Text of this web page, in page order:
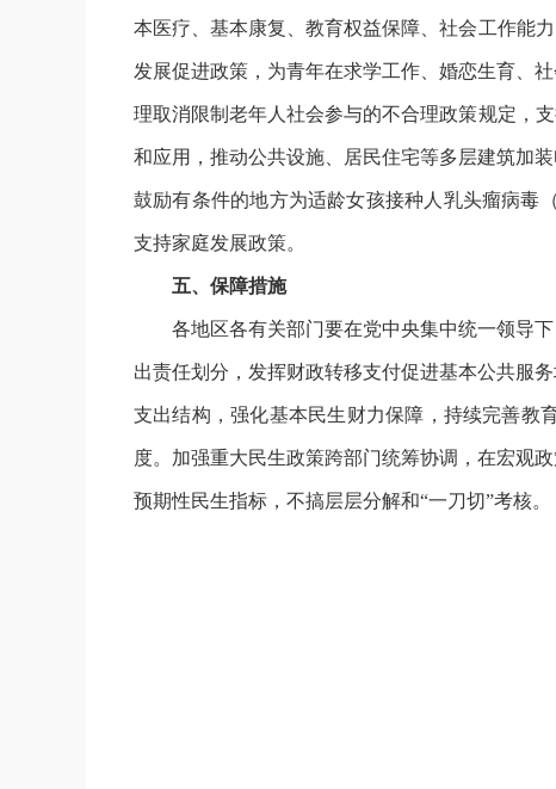
本医疗、基本康复、教育权益保障、社会工作能
发展促进政策，为青年在求学工作、婚恋生育、
理取消限制老年人社会参与的不合理政策规定，
和应用，推动公共设施、居民住宅等多层建筑加
鼓励有条件的地方为适龄女孩接种人乳头瘤病毒
支持家庭发展政策。
五、保障措施
各地区各有关部门要在党中央集中统一领导
出责任划分，发挥财政转移支付促进基本公共服
支出结构，强化基本民生财力保障，持续完善教
度。加强重大民生政策跨部门统筹协调，在宏观
预期性民生指标，不搞层层分解和“一刀切”考核。